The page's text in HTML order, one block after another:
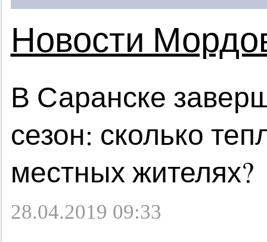
Новости
В Саранске
сезон: сколько
местных жителях?
28.04.2019 09:33